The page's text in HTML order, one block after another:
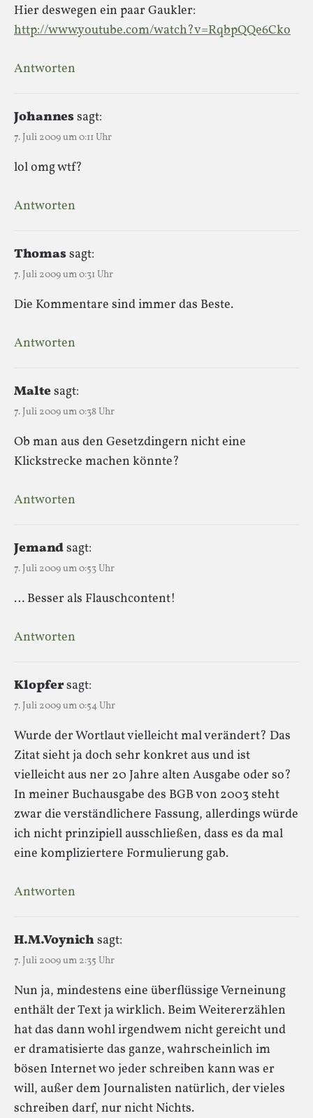
Hier deswegen ein paar Gaukler:
http://www.youtube.com/watch?v=RqbpQQe6Cko
Antworten
Johannessagt:
7. Juli 2009 um 0:11 Uhr
lol omg wtf?
Antworten
Thomassagt:
7. Juli 2009 um 0:31 Uhr
Die Kommentare sind immer das Beste.
Antworten
Maltesagt:
7. Juli 2009 um 0:38 Uhr
Ob man aus den Gesetzdingern nicht eine
Klickstrecke machen könnte?
Antworten
Jemandsagt:
7. Juli 2009 um 0:53 Uhr
… Besser als Flauschcontent!
Antworten
Klopfersagt:
7. Juli 2009 um 0:54 Uhr
Wurde der Wortlaut vielleicht mal verändert? Das
Zitat sieht ja doch sehr konkret aus und ist
vielleicht aus ner 20 Jahre alten Ausgabe oder so?
In meiner Buchausgabe des BGB von 2003 steht
zwar die verständlichere Fassung, allerdings würde
ich nicht prinzipiell ausschließen, dass es da mal
eine kompliziertere Formulierung gab.
Antworten
H.M.Voynich sagt:
7. Juli 2009 um 2:35 Uhr
Nun ja, mindestens eine überflüssige Verneinung
enthält der Text ja wirklich. Beim Weitererzählen
hat das dann wohl irgendwem nicht gereicht und
er dramatisierte das ganze, wahrscheinlich im
bösen Internet wo jeder schreiben kann was er
will, außer dem Journalisten natürlich, der vieles
schreiben darf, nur nicht Nichts.